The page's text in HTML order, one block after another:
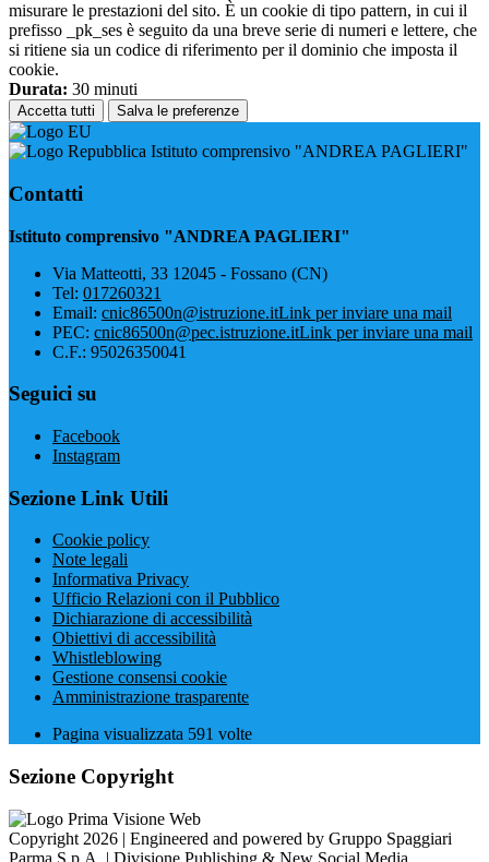
misurare le prestazioni del sito. È un cookie di tipo pattern, in cui il
prefisso _pk_ses è seguito da una breve serie di numeri e lettere, che
si ritiene sia un codice di riferimento per il dominio che imposta il
cookie.
Durata: 30 minuti
Accetta tutti Salva le preferenze
Istituto comprensivo "ANDREA PAGLIERI"
Contatti
Istituto comprensivo "ANDREA PAGLIERI"
Via Matteotti, 33 12045 - Fossano (CN)
Tel: 017260321
Email: cnic86500n@istruzione.itLink per inviare una mail
PEC: cnic86500n@pec.istruzione.itLink per inviare una mail
C.F.: 95026350041
Seguici su
Facebook
Instagram
Sezione Link Utili
Cookie policy
Note legali
Informativa Privacy
Ufficio Relazioni con il Pubblico
Dichiarazione di accessibilità
Obiettivi di accessibilità
Whistleblowing
Gestione consensi cookie
Amministrazione trasparente
Pagina visualizzata 591 volte
Sezione Copyright
Copyright 2026 | Engineered and powered by Gruppo Spaggiari
Parma S.p.A. | Divisione Publishing & New Social Media